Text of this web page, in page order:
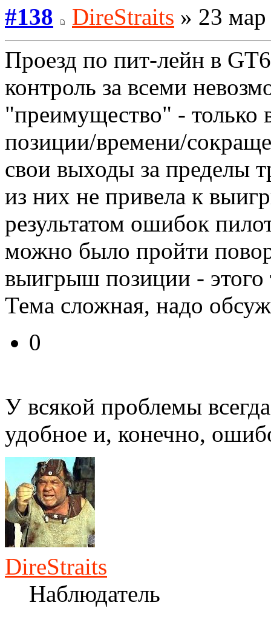
#138
DireStraits » 23
Проезд по пит-лейн в
контроль за всеми
"преимущество" -
позиции/времени/
свои выходы за пределы
из них не привела к
результатом ошибок
можно было пройти
выигрыш позиции - этого
Тема сложная, надо
0
У всякой проблемы
удобное и, конечно,
DireStraits
Наблюдатель